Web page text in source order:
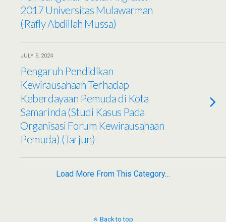
2017 Universitas Mulawarman
(Rafly Abdillah Mussa)
JULY 5, 2024
Pengaruh Pendidikan
Kewirausahaan Terhadap
Keberdayaan Pemuda di Kota
Samarinda (Studi Kasus Pada
Organisasi Forum Kewirausahaan
Pemuda) (Tarjun)
Load More From This Category…
Back to top